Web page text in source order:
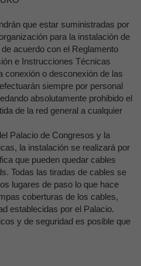
que estar suministradas por
para la instalación de
acuerdo con el Reglamento
e Instrucciones Técnicas
conexión o desconexión de las
siempre por personal
absolutamente prohibido el
de la red general a cualquier
Palacio de Congresos y la
la instalación se realizará por
que pueden quedar cables
Todas las tiradas de cables se
lugares de paso lo que hace
coberturas de los cables,
establecidas por el Palacio.
y de seguridad es posible que